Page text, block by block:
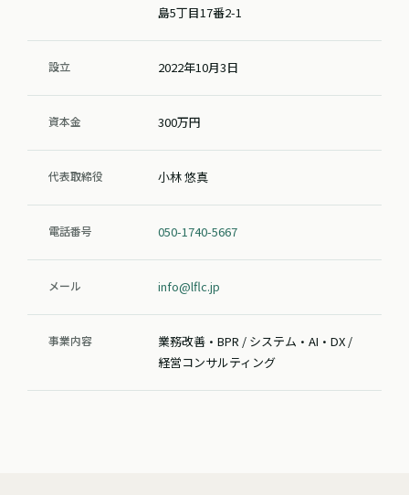
島5丁目17番2-1
設立 2022年10月3日
資本金 300万円
代表取締役 小林 悠真
電話番号 050-1740-5667
メール info@lflc.jp
事業内容
業務改善・BPR / システム・AI・DX /
経営コンサルティング